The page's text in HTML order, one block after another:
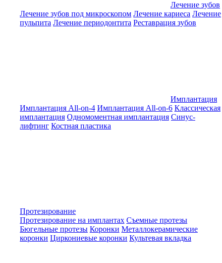
Лечение зубов
Лечение зубов под микроскопом Лечение кариеса Лечение
пульпита Лечение периодонтита Реставрация зубов
Имплантация
Имплантация All-on-4 Имплантация All-on-6 Классическая
имплантация Одномоментная имплантация Синус-
лифтинг Костная пластика
Протезирование
Протезирование на имплантах Съемные протезы
Бюгельные протезы Коронки Металлокерамические
коронки Циркониевые коронки Культевая вкладка